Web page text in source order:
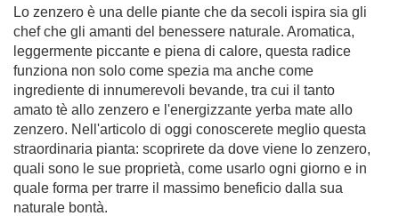
Lo zenzero è una delle piante che da secoli ispira sia gli
chef che gli amanti del benessere naturale. Aromatica,
leggermente piccante e piena di calore, questa radice
funziona non solo come spezia ma anche come
ingrediente di innumerevoli bevande, tra cui il tanto
amato tè allo zenzero e l'energizzante yerba mate allo
zenzero. Nell'articolo di oggi conoscerete meglio questa
straordinaria pianta: scoprirete da dove viene lo zenzero,
quali sono le sue proprietà, come usarlo ogni giorno e in
quale forma per trarre il massimo beneficio dalla sua
naturale bontà.